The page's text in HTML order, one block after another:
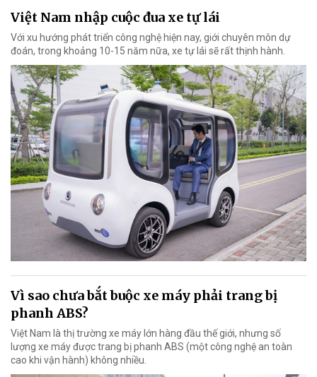
Việt Nam nhập cuộc đua xe tự lái
Với xu hướng phát triển công nghệ hiện nay, giới chuyên môn dự
đoán, trong khoảng 10-15 năm nữa, xe tự lái sẽ rất thịnh hành.
Vì sao chưa bắt buộc xe máy phải trang bị
phanh ABS?
Việt Nam là thị trường xe máy lớn hàng đầu thế giới, nhưng số
lượng xe máy được trang bị phanh ABS (một công nghệ an toàn
cao khi vận hành) không nhiều.